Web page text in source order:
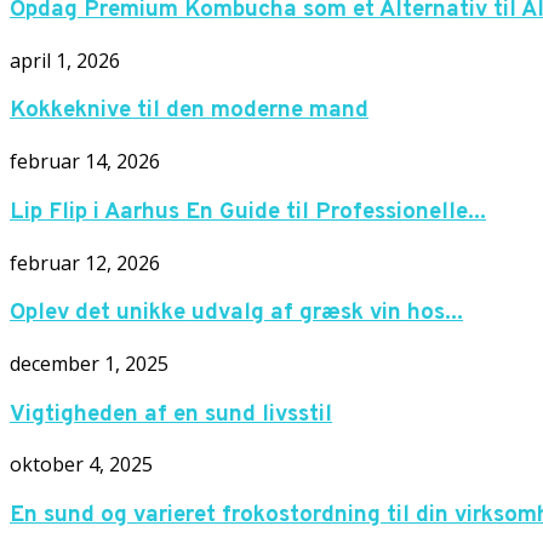
Opdag Premium Kombucha som et Alternativ til
april 1, 2026
Kokkeknive til den moderne mand
februar 14, 2026
Lip Flip i Aarhus En Guide til Professionelle...
februar 12, 2026
Oplev det unikke udvalg af græsk vin hos...
december 1, 2025
Vigtigheden af en sund livsstil
oktober 4, 2025
En sund og varieret frokostordning til din